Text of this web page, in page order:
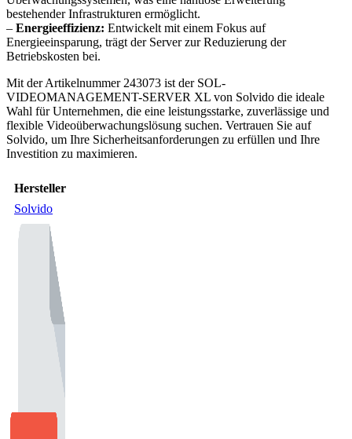
bestehender Infrastrukturen ermöglicht.
– Energieeffizienz: Entwickelt mit einem Fokus auf
Energieeinsparung, trägt der Server zur Reduzierung der
Betriebskosten bei.
Mit der Artikelnummer 243073 ist der SOL-
VIDEOMANAGEMENT-SERVER XL von Solvido die ideale
Wahl für Unternehmen, die eine leistungsstarke, zuverlässige und
flexible Videoüberwachungslösung suchen. Vertrauen Sie auf
Solvido, um Ihre Sicherheitsanforderungen zu erfüllen und Ihre
Investition zu maximieren.
Hersteller
Solvido